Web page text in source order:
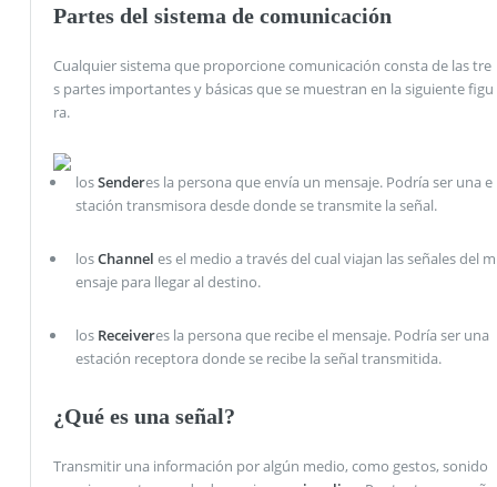
Partes del sistema de comunicación
Cualquier sistema que proporcione comunicación consta de las tre
s partes importantes y básicas que se muestran en la siguiente figu
ra.
losSenderes la persona que envía un mensaje. Podría ser una e
stación transmisora ​​desde donde se transmite la señal.
losChannel es el medio a través del cual viajan las señales del m
ensaje para llegar al destino.
los Receiveres la persona que recibe el mensaje. Podría ser una
estación receptora donde se recibe la señal transmitida.
¿Qué es una señal?
Transmitir una información por algún medio, como gestos, sonido